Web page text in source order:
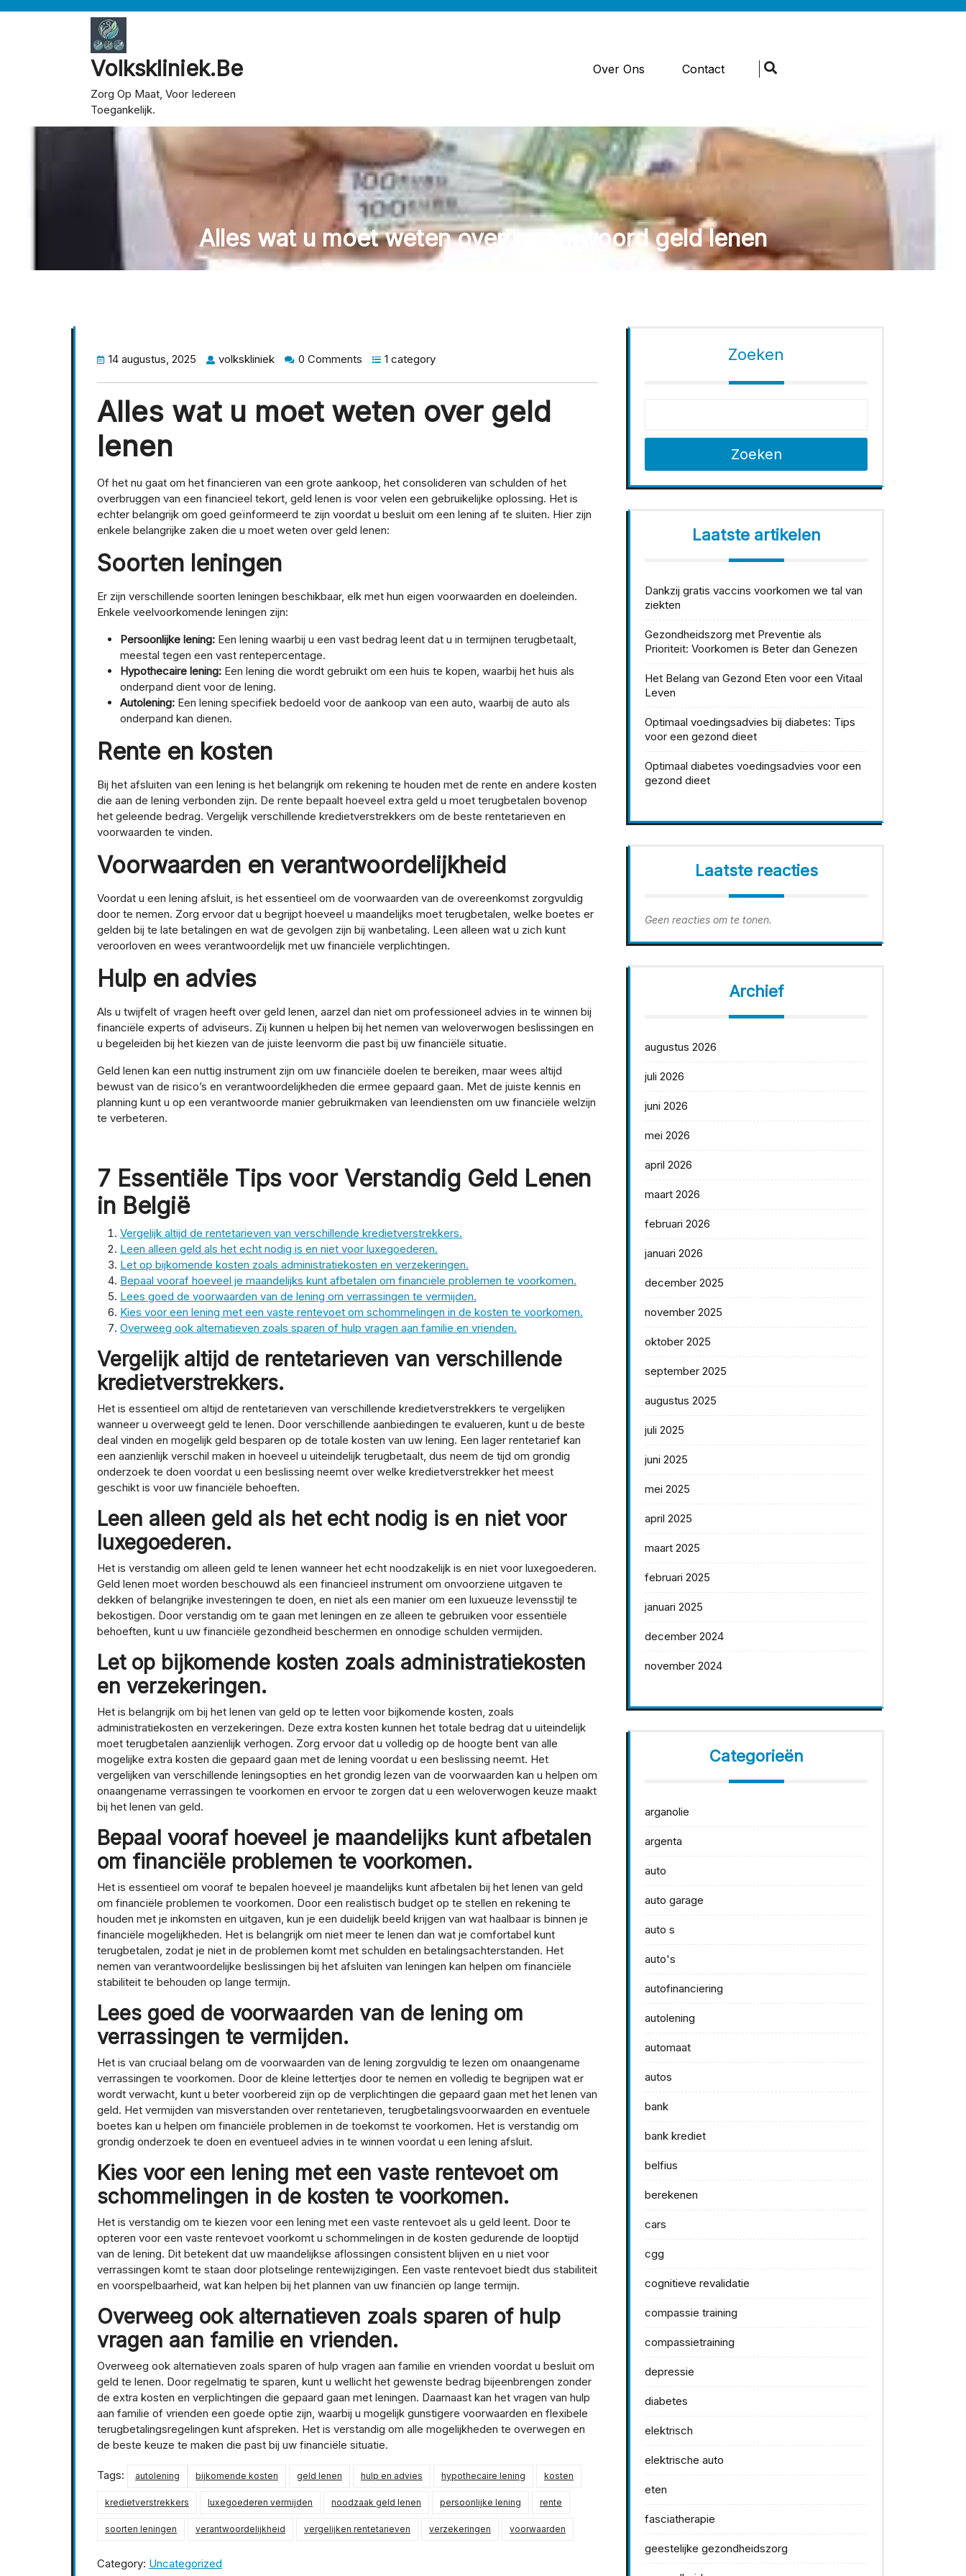
Volkskliniek.be
Zorg Op Maat, Voor Iedereen
Toegankelijk.
Over Ons Contact
Alles wat u moet weten over verantwoord geld lenen
14 augustus, 2025 volkskliniek 0 Comments 1 category
Alles wat u moet weten over geld
lenen
Of het nu gaat om het financieren van een grote aankoop, het consolideren van schulden of het
overbruggen van een financieel tekort, geld lenen is voor velen een gebruikelijke oplossing. Het is
echter belangrijk om goed geïnformeerd te zijn voordat u besluit om een lening af te sluiten. Hier zijn
enkele belangrijke zaken die u moet weten over geld lenen:
Soorten leningen
Er zijn verschillende soorten leningen beschikbaar, elk met hun eigen voorwaarden en doeleinden.
Enkele veelvoorkomende leningen zijn:
Persoonlijke lening: Een lening waarbij u een vast bedrag leent dat u in termijnen terugbetaalt,
meestal tegen een vast rentepercentage.
Hypothecaire lening: Een lening die wordt gebruikt om een huis te kopen, waarbij het huis als
onderpand dient voor de lening.
Autolening: Een lening specifiek bedoeld voor de aankoop van een auto, waarbij de auto als
onderpand kan dienen.
Rente en kosten
Bij het afsluiten van een lening is het belangrijk om rekening te houden met de rente en andere kosten
die aan de lening verbonden zijn. De rente bepaalt hoeveel extra geld u moet terugbetalen bovenop
het geleende bedrag. Vergelijk verschillende kredietverstrekkers om de beste rentetarieven en
voorwaarden te vinden.
Voorwaarden en verantwoordelijkheid
Voordat u een lening afsluit, is het essentieel om de voorwaarden van de overeenkomst zorgvuldig
door te nemen. Zorg ervoor dat u begrijpt hoeveel u maandelijks moet terugbetalen, welke boetes er
gelden bij te late betalingen en wat de gevolgen zijn bij wanbetaling. Leen alleen wat u zich kunt
veroorloven en wees verantwoordelijk met uw financiële verplichtingen.
Hulp en advies
Als u twijfelt of vragen heeft over geld lenen, aarzel dan niet om professioneel advies in te winnen bij
financiële experts of adviseurs. Zij kunnen u helpen bij het nemen van weloverwogen beslissingen en
u begeleiden bij het kiezen van de juiste leenvorm die past bij uw financiële situatie.
Geld lenen kan een nuttig instrument zijn om uw financiële doelen te bereiken, maar wees altijd
bewust van de risico’s en verantwoordelijkheden die ermee gepaard gaan. Met de juiste kennis en
planning kunt u op een verantwoorde manier gebruikmaken van leendiensten om uw financiële welzijn
te verbeteren.
7 Essentiële Tips voor Verstandig Geld Lenen
in België
Vergelijk altijd de rentetarieven van verschillende kredietverstrekkers.
Leen alleen geld als het echt nodig is en niet voor luxegoederen.
Let op bijkomende kosten zoals administratiekosten en verzekeringen.
Bepaal vooraf hoeveel je maandelijks kunt afbetalen om financiële problemen te voorkomen.
Lees goed de voorwaarden van de lening om verrassingen te vermijden.
Kies voor een lening met een vaste rentevoet om schommelingen in de kosten te voorkomen.
Overweeg ook alternatieven zoals sparen of hulp vragen aan familie en vrienden.
Vergelijk altijd de rentetarieven van verschillende
kredietverstrekkers.
Het is essentieel om altijd de rentetarieven van verschillende kredietverstrekkers te vergelijken
wanneer u overweegt geld te lenen. Door verschillende aanbiedingen te evalueren, kunt u de beste
deal vinden en mogelijk geld besparen op de totale kosten van uw lening. Een lager rentetarief kan
een aanzienlijk verschil maken in hoeveel u uiteindelijk terugbetaalt, dus neem de tijd om grondig
onderzoek te doen voordat u een beslissing neemt over welke kredietverstrekker het meest
geschikt is voor uw financiële behoeften.
Leen alleen geld als het echt nodig is en niet voor
luxegoederen.
Het is verstandig om alleen geld te lenen wanneer het echt noodzakelijk is en niet voor luxegoederen.
Geld lenen moet worden beschouwd als een financieel instrument om onvoorziene uitgaven te
dekken of belangrijke investeringen te doen, en niet als een manier om een luxueuze levensstijl te
bekostigen. Door verstandig om te gaan met leningen en ze alleen te gebruiken voor essentiële
behoeften, kunt u uw financiële gezondheid beschermen en onnodige schulden vermijden.
Let op bijkomende kosten zoals administratiekosten
en verzekeringen.
Het is belangrijk om bij het lenen van geld op te letten voor bijkomende kosten, zoals
administratiekosten en verzekeringen. Deze extra kosten kunnen het totale bedrag dat u uiteindelijk
moet terugbetalen aanzienlijk verhogen. Zorg ervoor dat u volledig op de hoogte bent van alle
mogelijke extra kosten die gepaard gaan met de lening voordat u een beslissing neemt. Het
vergelijken van verschillende leningsopties en het grondig lezen van de voorwaarden kan u helpen om
onaangename verrassingen te voorkomen en ervoor te zorgen dat u een weloverwogen keuze maakt
bij het lenen van geld.
Bepaal vooraf hoeveel je maandelijks kunt afbetalen
om financiële problemen te voorkomen.
Het is essentieel om vooraf te bepalen hoeveel je maandelijks kunt afbetalen bij het lenen van geld
om financiële problemen te voorkomen. Door een realistisch budget op te stellen en rekening te
houden met je inkomsten en uitgaven, kun je een duidelijk beeld krijgen van wat haalbaar is binnen je
financiële mogelijkheden. Het is belangrijk om niet meer te lenen dan wat je comfortabel kunt
terugbetalen, zodat je niet in de problemen komt met schulden en betalingsachterstanden. Het
nemen van verantwoordelijke beslissingen bij het afsluiten van leningen kan helpen om financiële
stabiliteit te behouden op lange termijn.
Lees goed de voorwaarden van de lening om
verrassingen te vermijden.
Het is van cruciaal belang om de voorwaarden van de lening zorgvuldig te lezen om onaangename
verrassingen te voorkomen. Door de kleine lettertjes door te nemen en volledig te begrijpen wat er
wordt verwacht, kunt u beter voorbereid zijn op de verplichtingen die gepaard gaan met het lenen van
geld. Het vermijden van misverstanden over rentetarieven, terugbetalingsvoorwaarden en eventuele
boetes kan u helpen om financiële problemen in de toekomst te voorkomen. Het is verstandig om
grondig onderzoek te doen en eventueel advies in te winnen voordat u een lening afsluit.
Kies voor een lening met een vaste rentevoet om
schommelingen in de kosten te voorkomen.
Het is verstandig om te kiezen voor een lening met een vaste rentevoet als u geld leent. Door te
opteren voor een vaste rentevoet voorkomt u schommelingen in de kosten gedurende de looptijd
van de lening. Dit betekent dat uw maandelijkse aflossingen consistent blijven en u niet voor
verrassingen komt te staan door plotselinge rentewijzigingen. Een vaste rentevoet biedt dus stabiliteit
en voorspelbaarheid, wat kan helpen bij het plannen van uw financiën op lange termijn.
Overweeg ook alternatieven zoals sparen of hulp
vragen aan familie en vrienden.
Overweeg ook alternatieven zoals sparen of hulp vragen aan familie en vrienden voordat u besluit om
geld te lenen. Door regelmatig te sparen, kunt u wellicht het gewenste bedrag bijeenbrengen zonder
de extra kosten en verplichtingen die gepaard gaan met leningen. Daarnaast kan het vragen van hulp
aan familie of vrienden een goede optie zijn, waarbij u mogelijk gunstigere voorwaarden en flexibele
terugbetalingsregelingen kunt afspreken. Het is verstandig om alle mogelijkheden te overwegen en
de beste keuze te maken die past bij uw financiële situatie.
Tags: autolening bijkomende kosten geld lenen hulp en advies hypothecaire lening kosten
kredietverstrekkers luxegoederen vermijden noodzaak geld lenen persoonlijke lening rente
soorten leningen verantwoordelijkheid vergelijken rentetarieven verzekeringen voorwaarden
Category: Uncategorized
Zoeken
Zoeken
Laatste artikelen
Dankzij gratis vaccins voorkomen we tal van
ziekten
Gezondheidszorg met Preventie als
Prioriteit: Voorkomen is Beter dan Genezen
Het Belang van Gezond Eten voor een Vitaal
Leven
Optimaal voedingsadvies bij diabetes: Tips
voor een gezond dieet
Optimaal diabetes voedingsadvies voor een
gezond dieet
Laatste reacties
Geen reacties om te tonen.
Archief
augustus 2026
juli 2026
juni 2026
mei 2026
april 2026
maart 2026
februari 2026
januari 2026
december 2025
november 2025
oktober 2025
september 2025
augustus 2025
juli 2025
juni 2025
mei 2025
april 2025
maart 2025
februari 2025
januari 2025
december 2024
november 2024
Categorieën
arganolie
argenta
auto
auto garage
auto s
auto's
autofinanciering
autolening
automaat
autos
bank
bank krediet
belfius
berekenen
cars
cgg
cognitieve revalidatie
compassie training
compassietraining
depressie
diabetes
elektrisch
elektrische auto
eten
fasciatherapie
geestelijke gezondheidszorg